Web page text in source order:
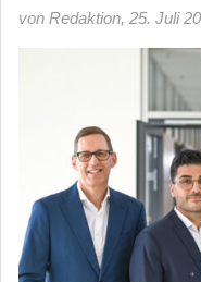
von Redaktion, 25. Juli